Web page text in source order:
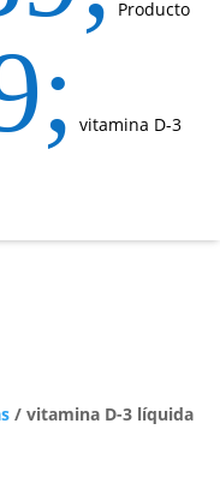
Producto
vitamina D-3
/ vitamina D-3 líquida